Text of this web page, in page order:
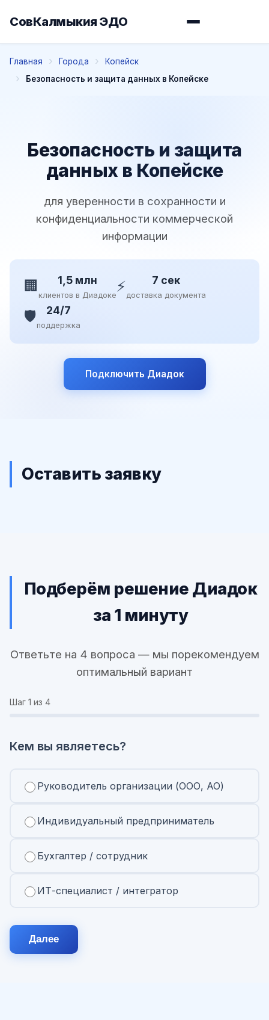
СовКалмыкия ЭДО
Главная Города
Копейск
Безопасность и защита данных в Копейске
Безопасность и защита
данных в Копейске
для уверенности в сохранности и
конфиденциальности коммерческой
информации
🏢 1,5 млн
клиентов в Диадоке⚡ 7 сек
доставка документа
🛡️ 24/7
поддержка
Подключить Диадок
Оставить заявку
Подберём решение Диадок
за 1 минуту
Ответьте на 4 вопроса — мы порекомендуем
оптимальный вариант
Шаг 1 из 4
Кем вы являетесь?
Руководитель организации (ООО, АО)
Индивидуальный предприниматель
Бухгалтер / сотрудник
ИТ-специалист / интегратор
Далее